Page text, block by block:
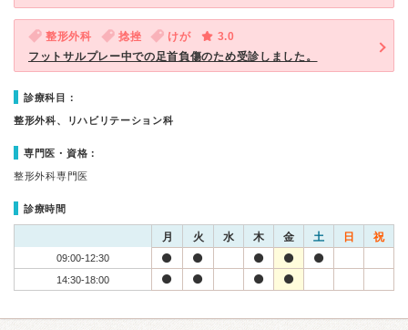
整形外科 捻挫 けが
3.0
フットサルプレー中での足首負傷のため受診しました。
診療科目：
整形外科、リハビリテーション科
専門医・資格：
整形外科専門医
診療時間
月 火 水 木 金 土 日 祝
09:00-12:30
14:30-18:00